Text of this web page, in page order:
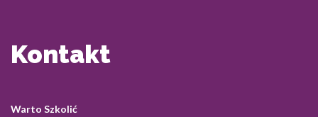
Kontakt
Warto Szkolić